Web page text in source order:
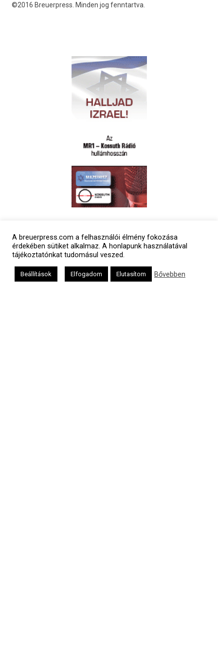
©2016 Breuerpress. Minden jog fenntartva.
A breuerpress.com a felhasználói élmény fokozása
érdekében sütiket alkalmaz. A honlapunk használatával
tájékoztatónkat tudomásul veszed.
Beállítások Elfogadom Elutasítom Bővebben